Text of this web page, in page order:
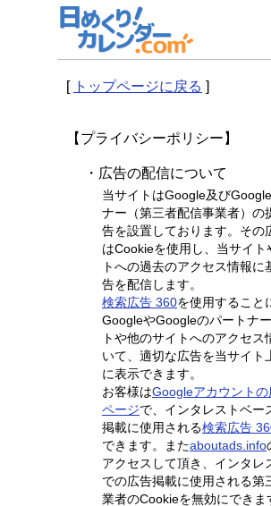
[ トップページに戻る ]
【プライバシーポリシー】
・広告の配信について
当サイトはGoogle及び
ナー（第三者配信事業者）の
告を設置しております。その
はCookieを使用し、当サイト
トへの過去のアクセス情報に
告を配信します。
検索広告 360を使用すること
GoogleやGoogleのパートナ
トや他のサイトへのアクセス
いて、適切な広告を当サイト
に表示できます。
お客様はGoogleアカウントの
ページで、インタレストベー
掲載に使用される検索広告
できます。またaboutads.info
アクセスして頂き、インタレ
での広告掲載に使用される第
業者のCookieを無効にできま